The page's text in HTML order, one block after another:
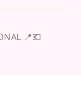
📍💶